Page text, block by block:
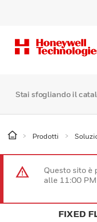
Stai sfogliando il
Prodotti
Questo sito è
alle 11:00
FIXED